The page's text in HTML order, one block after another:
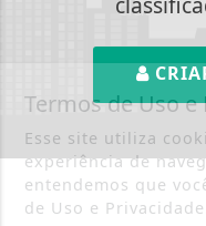
Termos de Uso e
Esse site utiliza
experiência de
entendemos que
de Uso e